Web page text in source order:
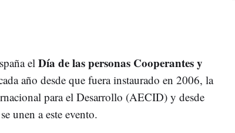
el Día de las personas Cooperantes y
año desde que fuera instaurado en 2006, la
para el Desarrollo (AECID) y desde
unen a este evento.